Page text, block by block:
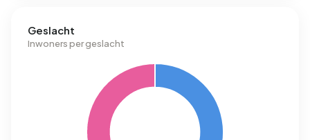
Geslacht
Inwoners per geslacht